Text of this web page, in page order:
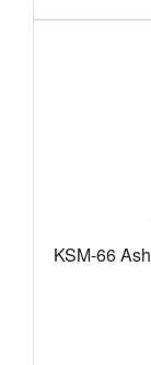
KSM-66